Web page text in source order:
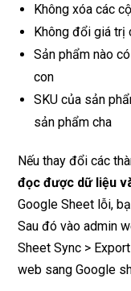
Không xóa các
Không đổi giá trị
Sản phẩm nào
con
SKU của sản
sản phẩm cha
Nếu thay đổi các
đọc được dữ liệu
Google Sheet lỗi,
Sau đó vào admin
Sheet Sync >
web sang Google